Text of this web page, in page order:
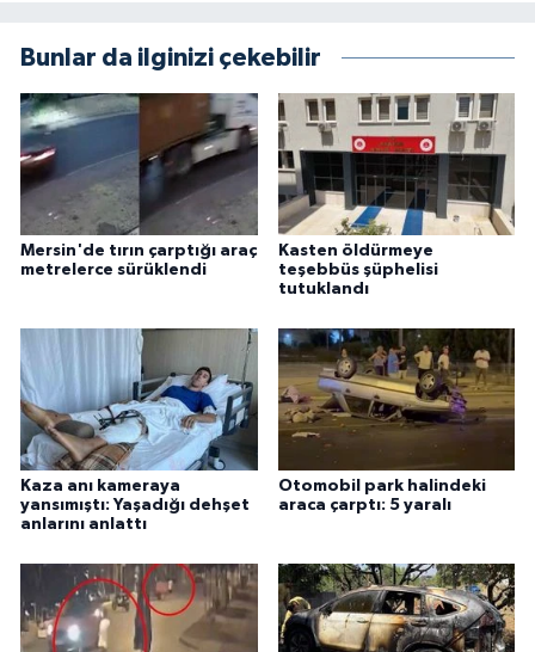
Bunlar da ilginizi çekebilir
Mersin'de tırın çarptığı araç
metrelerce sürüklendi
Kasten öldürmeye
teşebbüs şüphelisi
tutuklandı
Kaza anı kameraya
yansımıştı: Yaşadığı dehşet
anlarını anlattı
Otomobil park halindeki
araca çarptı: 5 yaralı